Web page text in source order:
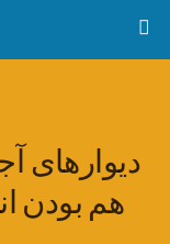
دیوارهای
هم بودن